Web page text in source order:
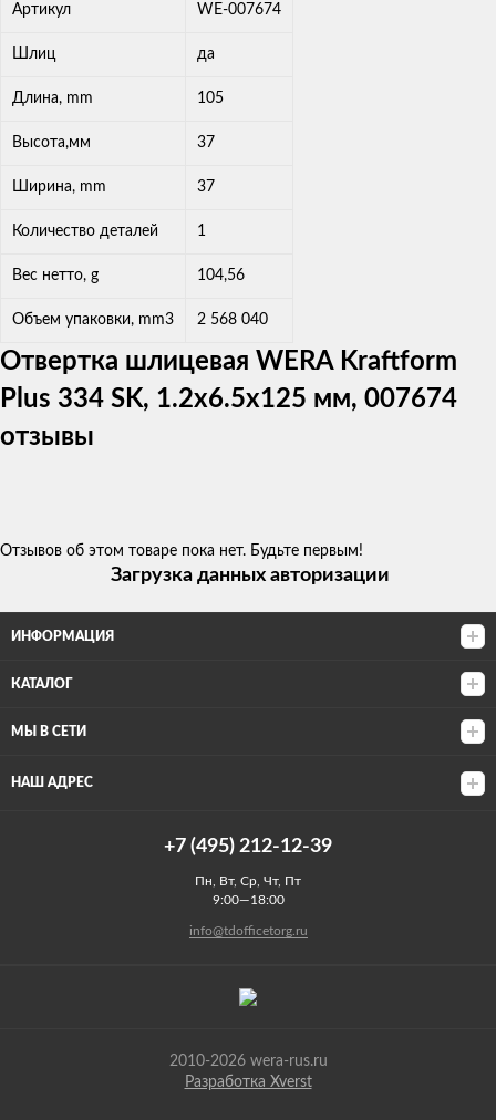
Артикул WE-007674
Шлиц да
Длина, mm 105
Высота,мм 37
Ширина, mm 37
Количество деталей 1
Вес нетто, g 104,56
Объем упаковки, mm3 2 568 040
Отвертка шлицевая WERA Kraftform
Plus 334 SK, 1.2x6.5x125 мм, 007674
отзывы
Отзывов об этом товаре пока нет. Будьте первым!
Загрузка данных авторизации
ИНФОРМАЦИЯ
КАТАЛОГ
МЫ В СЕТИ
НАШ АДРЕС
+7 (495) 212-12-39
Пн, Вт, Ср, Чт, Пт
9:00—18:00
info@tdofficetorg.ru
2010-2026 wera-rus.ru
Разработка Xverst